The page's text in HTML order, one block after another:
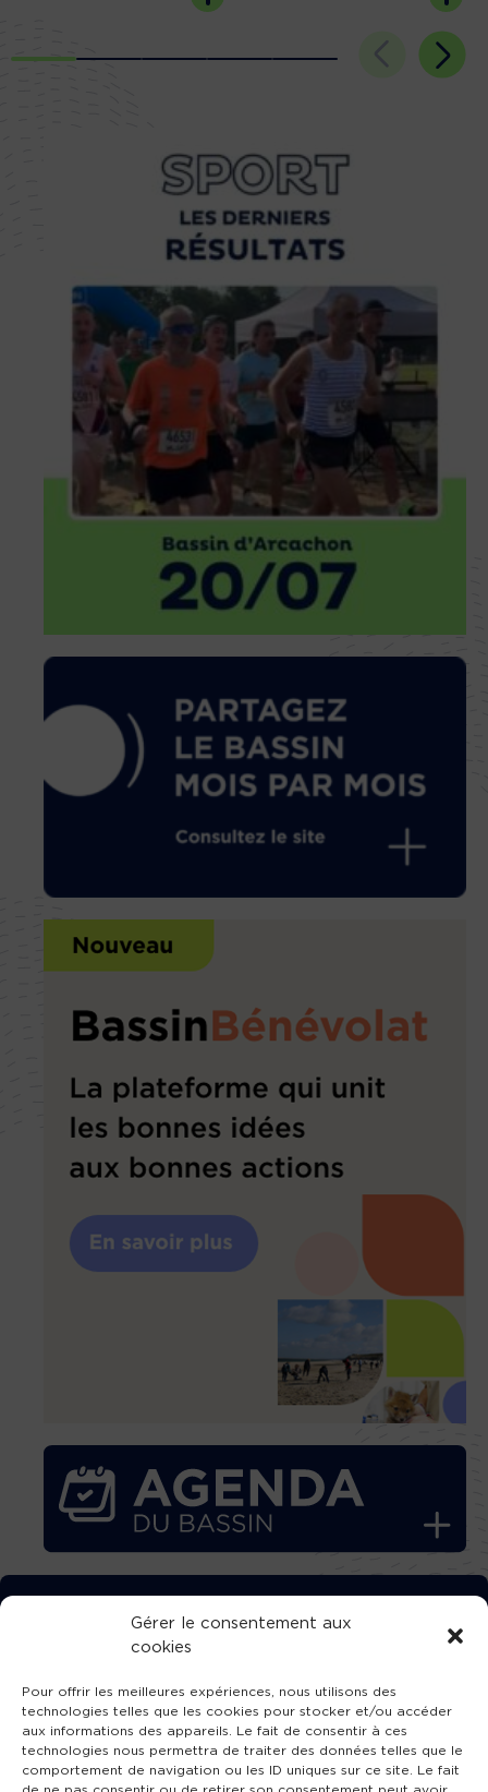
Gérer le consentement aux
cookies
Pour offrir les meilleures expériences, nous utilisons des
technologies telles que les cookies pour stocker et/ou accéder
aux informations des appareils. Le fait de consentir à ces
technologies nous permettra de traiter des données telles que le
comportement de navigation ou les ID uniques sur ce site. Le fait
TÉLÉCHARGEZ GRATUITEMENT
L’APPLICATION TVBA !
SUIVEZ-NOUS !